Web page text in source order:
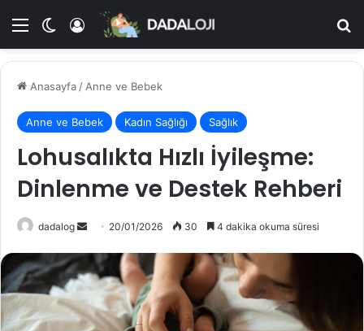
Menü Dış görünümü değiştir
Kayıt Ol
Anasayfa / Anne ve Bebek
Anne ve Bebek Kadın Sağlığı Sağlık
Lohusalıkta Hızlı İyileşme:
Dinlenme ve Destek Rehberi
dadalog
r
e
-
p
20/01/2026 30 4 dakika okuma süresi